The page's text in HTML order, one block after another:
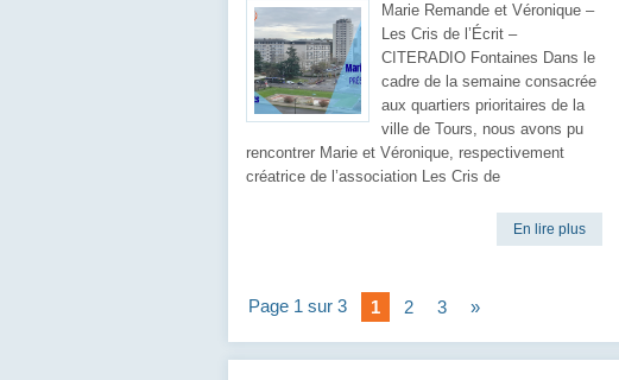
Marie Remande et Véronique –
Les Cris de l’Écrit –
CITERADIO Fontaines Dans le
cadre de la semaine consacrée
aux quartiers prioritaires de la
ville de Tours, nous avons pu
rencontrer Marie et Véronique, respectivement
créatrice de l’association Les Cris de
En lire plus
Page 1 sur 3 1 2 3 »